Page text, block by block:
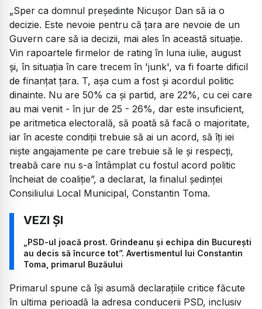
„Sper ca domnul președinte Nicușor Dan să ia o
decizie. Este nevoie pentru că țara are nevoie de un
Guvern care să ia decizii, mai ales în această situație.
Vin rapoartele firmelor de rating în luna iulie, august
și, în situația în care trecem în 'junk', va fi foarte dificil
de finanțat țara. T, așa cum a fost și acordul politic
dinainte. Nu are 50% ca și partid, are 22%, cu cei care
au mai venit - în jur de 25 - 26%, dar este insuficient,
pe aritmetica electorală, să poată să facă o majoritate,
iar în aceste condiții trebuie să ai un acord, să îți iei
niște angajamente pe care trebuie să le și respecți,
treabă care nu s-a întâmplat cu fostul acord politic
încheiat de coaliție”, a declarat, la finalul ședinței
Consiliului Local Municipal, Constantin Toma.
„PSD-ul joacă prost. Grindeanu și echipa din București
au decis să încurce tot”. Avertismentul lui Constantin
Toma, primarul Buzăului
Primarul spune că își asumă declarațiile critice făcute
în ultima perioadă la adresa conducerii PSD, inclusiv